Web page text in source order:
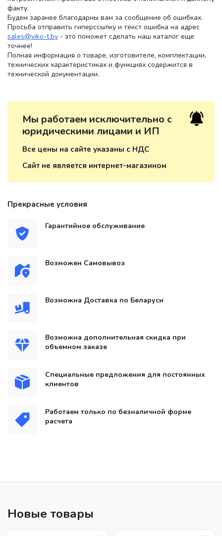
факту.
Будем заранее благодарны вам за сообщение об ошибках.
Просьба отправить гиперссылку и текст ошибка на адрес
sales@viko-t.by - это поможет сделать наш каталог еще
точнее!
Полная информация о товаре, изготовителе, комплектации,
технических характеристиках и функциях содержится в
технической документации.
Мы работаем исключительно с
юридическими лицами и ИП
Все цены на сайте указаны с НДС
Сайт не является интернет-магазином
Прекрасные условия
Гарантийное обслуживание
Возможен Самовывоз
Возможна Доставка по Беларуси
Возможна дополнительная скидка при
объемном заказе
Специальные предложения для постоянных
клиентов
Работаем только по безналичной форме
расчета
Новые товары